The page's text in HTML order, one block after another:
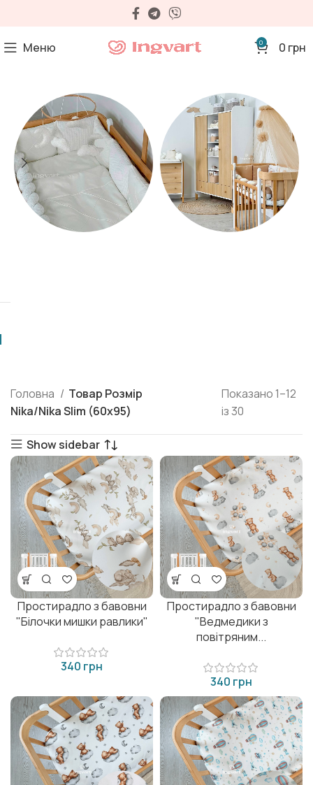
Меню 0 0 грн
Головна
Товар Розмір
Nika/Nika Slim (60х95)
Показано 1–12
із 30
Show sidebar
Простирадло з бавовни
"Білочки мишки равлики"
грн
Простирадло з бавовни
"Ведмедики з
повітряним...
грн